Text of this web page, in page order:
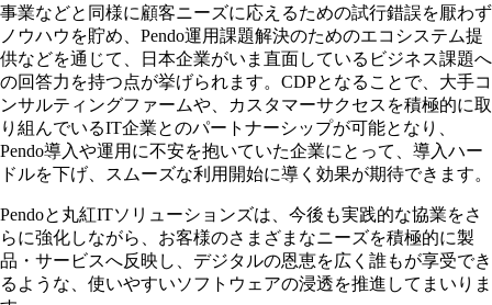
事業などと同様に顧客ニーズに応えるための試行錯誤を厭わず
ノウハウを貯め、Pendo運用課題解決のためのエコシステム提
供などを通じて、日本企業がいま直面しているビジネス課題へ
の回答力を持つ点が挙げられます。CDPとなることで、大手コ
ンサルティングファームや、カスタマーサクセスを積極的に取
り組んでいるIT企業とのパートナーシップが可能となり、
Pendo導入や運用に不安を抱いていた企業にとって、導入ハー
ドルを下げ、スムーズな利用開始に導く効果が期待できます。
Pendoと丸紅ITソリューションズは、今後も実践的な協業をさ
らに強化しながら、お客様のさまざまなニーズを積極的に製
品・サービスへ反映し、デジタルの恩恵を広く誰もが享受でき
るような、使いやすいソフトウェアの浸透を推進してまいりま